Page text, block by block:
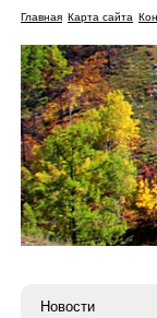
Главная Карта сайта
Новости